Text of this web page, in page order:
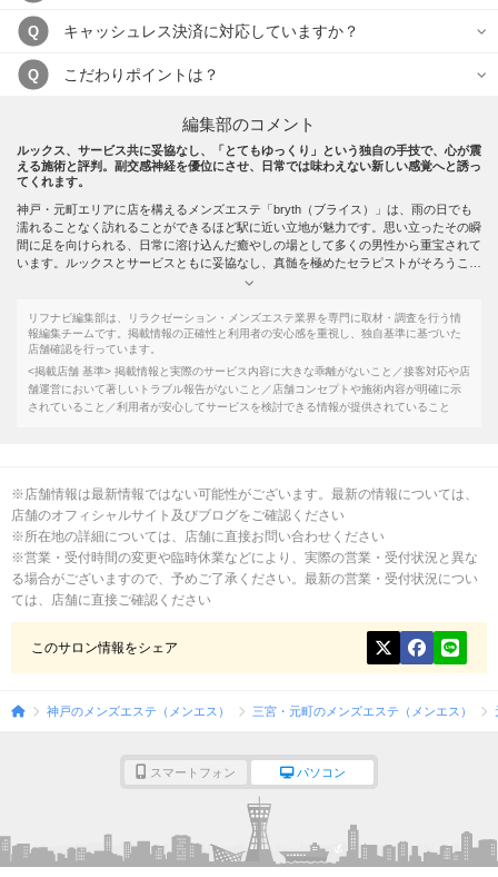
Q キャッシュレス決済に対応していますか？
Q こだわりポイントは？
編集部のコメント
ルックス、サービス共に妥協なし、「とてもゆっくり」という独自の手技で、心が震
える施術と評判。副交感神経を優位にさせ、日常では味わえない新しい感覚へと誘っ
てくれます。
神戸・元町エリアに店を構えるメンズエステ「bryth（ブライス）」は、雨の日でも
濡れることなく訪れることができるほど駅に近い立地が魅力です。思い立ったその瞬
間に足を向けられる、日常に溶け込んだ癒やしの場として多くの男性から重宝されて
います。ルックスとサービスともに妥協なし、真髄を極めたセラピストがそろうこの
サロンでは、マッサージ技術はもちろんのこと、接客の奥義まで徹底的に指導が行わ
り、多くのリピーターを生み出しています。
使用するオイルは高品質の水溶性無香料タイプ。水でさっと洗い流せるため、施術後
も香りが残らず、仕事の合間や外出の途中でも気軽に利用できるこの手軽さが、忙し
いビジネスマンからも高い評価を得ています。営業時間は10:00～翌5:00（受付時間
9:00～翌3:30）で、朝から翌日まで長く営業しており、営業時間が長いことから都合
に合わせて利用しやすい点、また、神戸元町エリアを拠点としており、立ち寄りやす
ていた心と体が、自然とほどけていくこの感覚は、一度体験すると忘れられないもの
となることでしょう。
リフナビ編集部は、リラクゼーション・メンズエステ業界を専門に取材・調査を行う情
報編集チームです。掲載情報の正確性と利用者の安心感を重視し、独自基準に基づいた
店舗確認を行っています。
<掲載店舗 基準> 掲載情報と実際のサービス内容に大きな乖離がないこと／接客対応や店
舗運営において著しいトラブル報告がないこと／店舗コンセプトや施術内容が明確に示
されていること／利用者が安心してサービスを検討できる情報が提供されていること
※店舗情報は最新情報ではない可能性がございます。最新の情報については、
店舗のオフィシャルサイト及びブログをご確認ください
※所在地の詳細については、店舗に直接お問い合わせください
※営業・受付時間の変更や臨時休業などにより、実際の営業・受付状況と異な
る場合がございますので、予めご了承ください。最新の営業・受付状況につい
ては、店舗に直接ご確認ください
このサロン情報をシェア
神戸のメンズエステ（メンエス） 三宮・元町のメンズエステ（メンエス）
スマートフォン パソコン